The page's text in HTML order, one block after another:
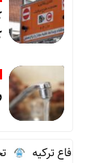
دفاع ترکیه